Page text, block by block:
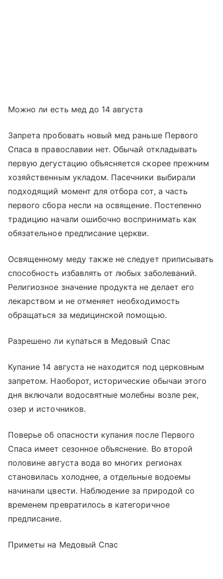
Можно ли есть мед до 14 августа
Запрета пробовать новый мед раньше Первого
Спаса в православии нет. Обычай откладывать
первую дегустацию объясняется скорее прежним
хозяйственным укладом. Пасечники выбирали
подходящий момент для отбора сот, а часть
первого сбора несли на освящение. Постепенно
традицию начали ошибочно воспринимать как
обязательное предписание церкви.
Освященному меду также не следует приписывать
способность избавлять от любых заболеваний.
Религиозное значение продукта не делает его
лекарством и не отменяет необходимость
обращаться за медицинской помощью.
Разрешено ли купаться в Медовый Спас
Купание 14 августа не находится под церковным
запретом. Наоборот, исторические обычаи этого
дня включали водосвятные молебны возле рек,
озер и источников.
Поверье об опасности купания после Первого
Спаса имеет сезонное объяснение. Во второй
половине августа вода во многих регионах
становилась холоднее, а отдельные водоемы
начинали цвести. Наблюдение за природой со
временем превратилось в категоричное
предписание.
Приметы на Медовый Спас